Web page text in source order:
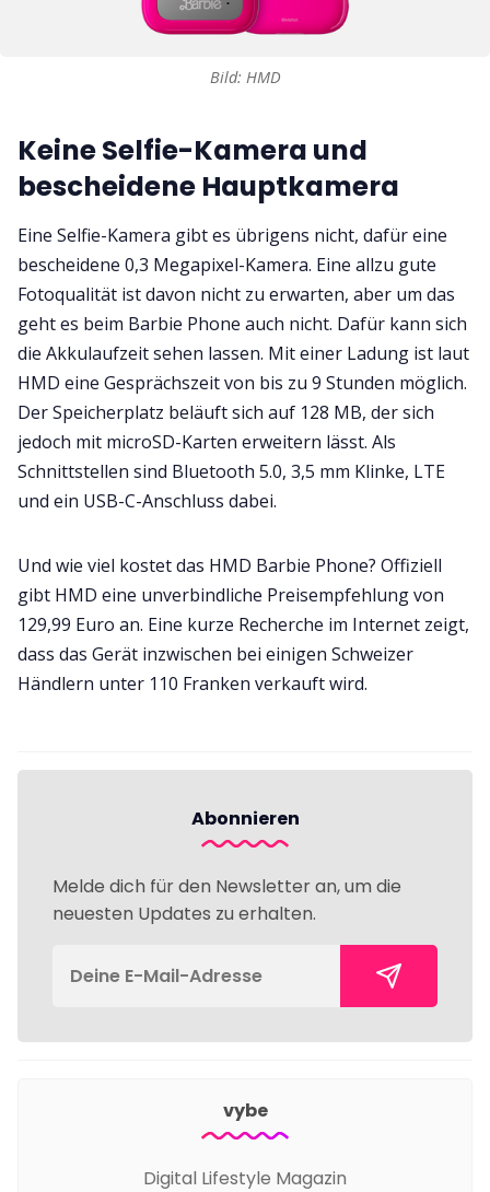
Bild: HMD
Keine Selfie-Kamera und
bescheidene Hauptkamera
Eine Selfie-Kamera gibt es übrigens nicht, dafür eine
bescheidene 0,3 Megapixel-Kamera. Eine allzu gute
Fotoqualität ist davon nicht zu erwarten, aber um das
geht es beim Barbie Phone auch nicht. Dafür kann sich
die Akkulaufzeit sehen lassen. Mit einer Ladung ist laut
HMD eine Gesprächszeit von bis zu 9 Stunden möglich.
Der Speicherplatz beläuft sich auf 128 MB, der sich
jedoch mit microSD-Karten erweitern lässt. Als
Schnittstellen sind Bluetooth 5.0, 3,5 mm Klinke, LTE
und ein USB-C-Anschluss dabei.
Und wie viel kostet das HMD Barbie Phone? Offiziell
gibt HMD eine unverbindliche Preisempfehlung von
129,99 Euro an. Eine kurze Recherche im Internet zeigt,
dass das Gerät inzwischen bei einigen Schweizer
Händlern unter 110 Franken verkauft wird.
Abonnieren
Melde dich für den Newsletter an, um die
neuesten Updates zu erhalten.
vybe
Digital Lifestyle Magazin